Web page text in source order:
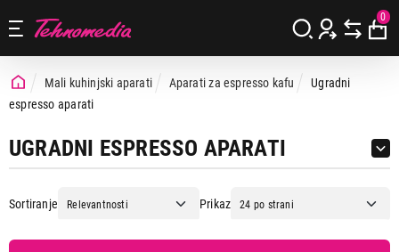
0
Mali kuhinjski aparati Aparati za espresso kafu
Ugradni
espresso aparati
UGRADNI ESPRESSO APARATI
Sortiranje Prikaz